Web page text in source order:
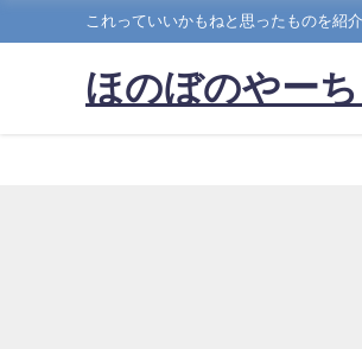
これっていいかもねと思ったものを紹
ほのぼのやー